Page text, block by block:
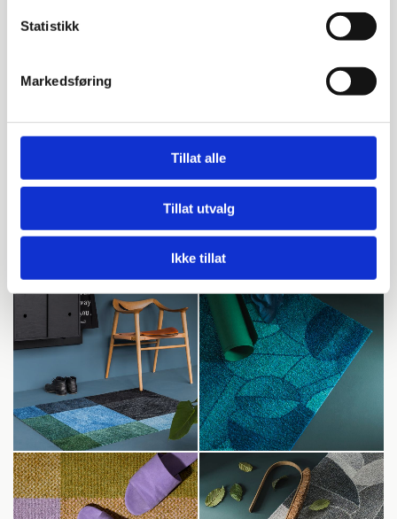
Statistikk
Markedsføring
Tillat alle
Tillat utvalg
Ikke tillat